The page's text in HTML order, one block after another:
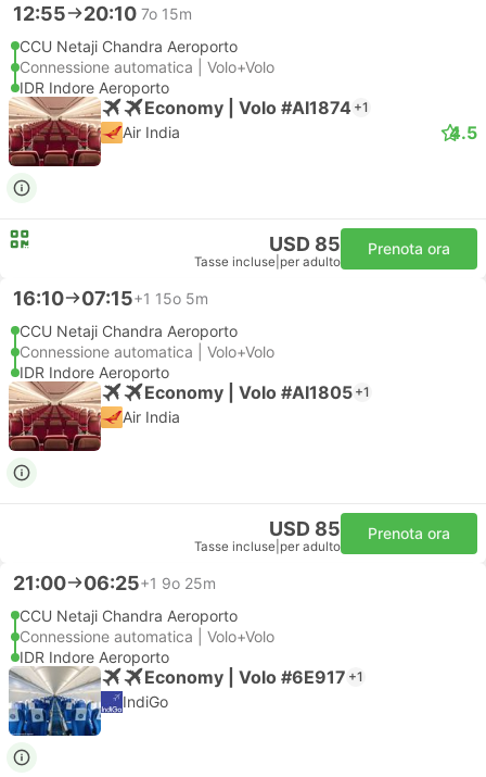
12:55 20:10 7o 15m
CCU Netaji Chandra Aeroporto
Connessione automatica | Volo+Volo
IDR Indore Aeroporto
Economy | Volo #AI1874 +1
Air India 4.5
USD 85
Tasse incluse per adulto
Prenota ora
16:10 07:15+1 15o 5m
CCU Netaji Chandra Aeroporto
Connessione automatica | Volo+Volo
IDR Indore Aeroporto
Economy | Volo #AI1805 +1
Air India
USD 85
Tasse incluse per adulto
Prenota ora
21:00 06:25+1 9o 25m
CCU Netaji Chandra Aeroporto
Connessione automatica | Volo+Volo
IDR Indore Aeroporto
Economy | Volo #6E917 +1
IndiGo